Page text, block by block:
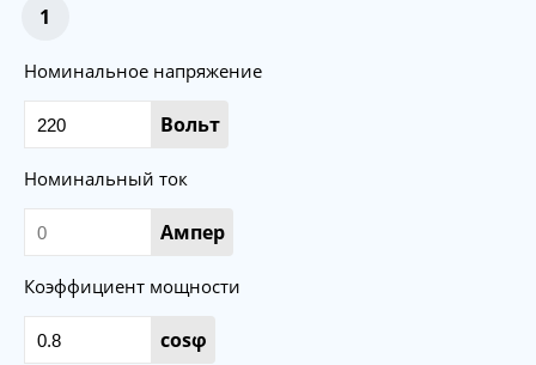
1
Номинальное напряжение
Вольт
Номинальный ток
Ампер
Коэффициент мощности
cosφ